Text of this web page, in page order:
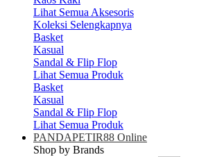
Lihat Semua Aksesoris
Koleksi Selengkapnya
Basket
Kasual
Sandal & Flip Flop
Lihat Semua Produk
Basket
Kasual
Sandal & Flip Flop
Lihat Semua Produk
PANDAPETIR88 Online
Shop by Brands